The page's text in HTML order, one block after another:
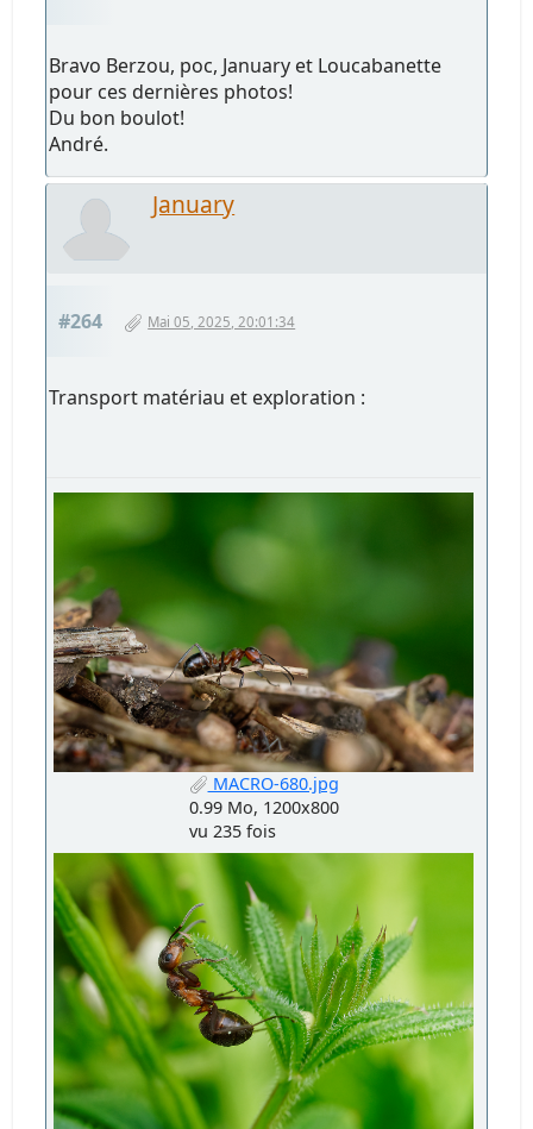
Bravo Berzou, poc, January et Loucabanette
pour ces dernières photos!
Du bon boulot!
André.
January
#264 Mai 05, 2025, 20:01:34
Transport matériau et exploration :
MACRO-680.jpg
0.99 Mo, 1200x800
vu 235 fois